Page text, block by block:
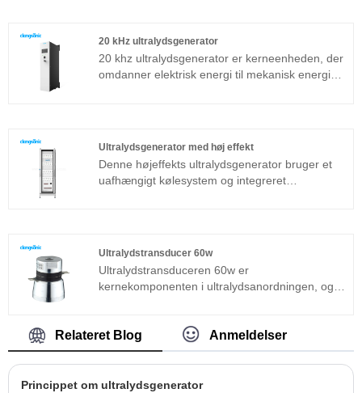
rengøringseffektivitet, enkle operationer og intet
behov for fejlfinding på stedet.Den kan bruges i
vid udstrækning i metalprodukter, bildele,
20 kHz ultralydsgenerator
20 khz ultralydsgenerator er kerneenheden, der
omdanner elektrisk energi til mekanisk energi
ultralydstransducer, ultralydstransducer med
booster, ultralydstransducer med booster og
sonotrode separat som din anmodning.
Ultralydsgenerator med høj effekt
Denne højeffekts ultralydsgenerator bruger et
uafhængigt kølesystem og integreret
hele ultralydsrensningstanken med høj effekt.
Let at installere, betjene og vedligeholde.
Ultralydsgenerator med høj effekt er meget
Ultralydstransducer 60w
Ultralydstransduceren 60w er
kernekomponenten i ultralydsanordningen, og
Ultralydstransduceren 60w er en almindeligt
anvendt sandwichtransducer ud over den
magnetostriktive struktur.
Relateret Blog Anmeldelser
Princippet om ultralydsgenerator